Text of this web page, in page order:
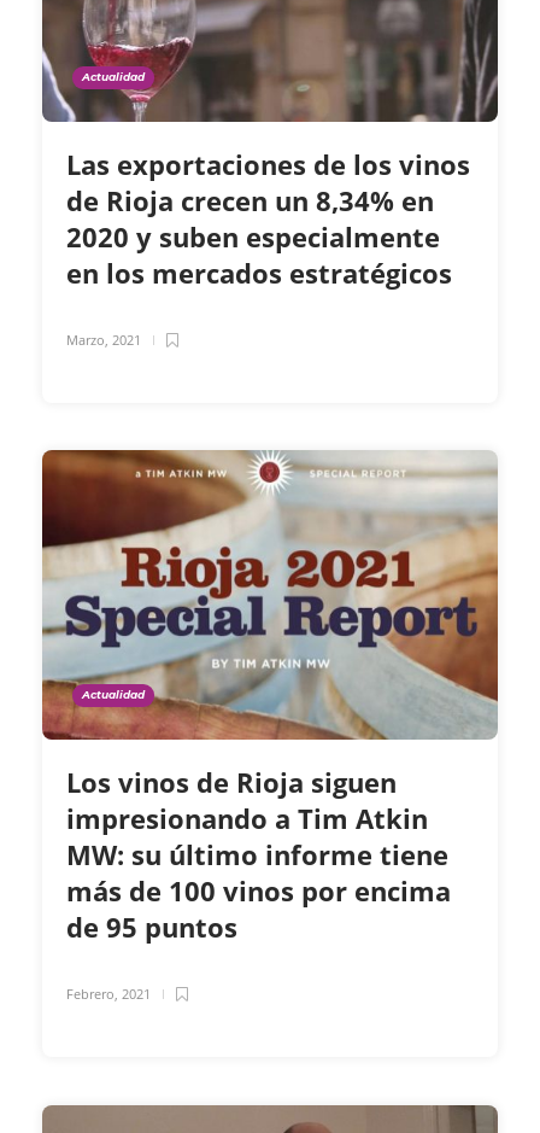
Actualidad
Las exportaciones de los vinos
de Rioja crecen un 8,34% en
2020 y suben especialmente
en los mercados estratégicos
Marzo, 2021
Actualidad
Los vinos de Rioja siguen
impresionando a Tim Atkin
MW: su último informe tiene
más de 100 vinos por encima
de 95 puntos
Febrero, 2021